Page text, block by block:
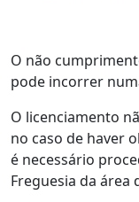
O não
pode incorrer
O licenciamento
no caso de haver
é necessário
Freguesia da área